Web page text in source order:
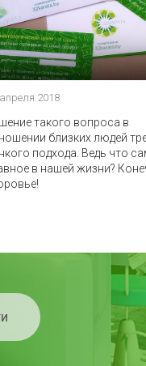
2018
такого вопроса в
близких людей
подхода. Ведь что
в нашей жизни?